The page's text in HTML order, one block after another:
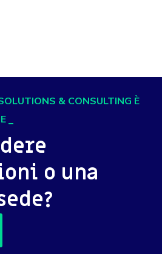
& CONSULTING È
o una